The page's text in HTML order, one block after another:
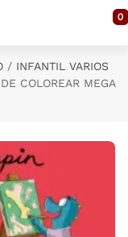
0
INFANTIL VARIOS
COLOREAR MEGA